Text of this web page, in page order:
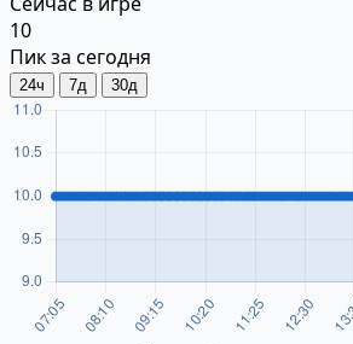
10
Пик за сегодня
24ч 7д 30д